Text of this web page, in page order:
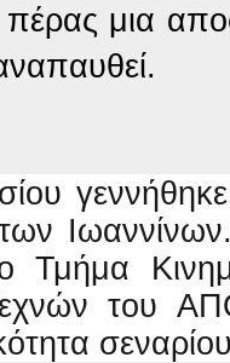
πέρας μια
Τμήμα
του